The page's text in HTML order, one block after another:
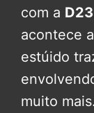
com a D23
acontece
estúido
muito mais.